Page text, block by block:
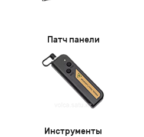
Патч панели
Инструменты